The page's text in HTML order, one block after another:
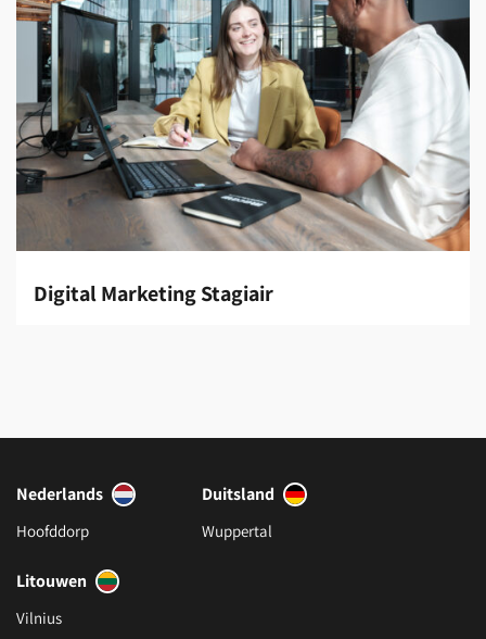
Digital Marketing Stagiair
Nederlands
Hoofddorp
Duitsland
Wuppertal
Litouwen
Vilnius